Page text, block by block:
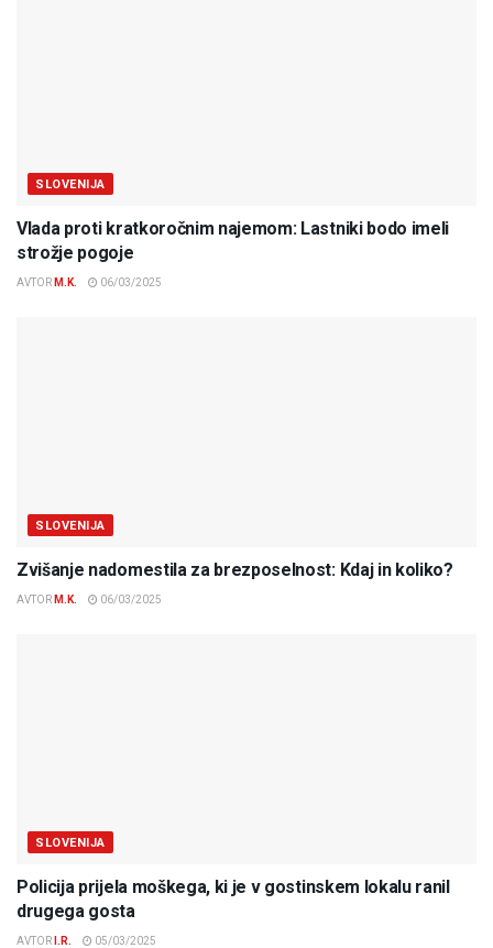
SLOVENIJA
Vlada proti kratkoročnim najemom: Lastniki bodo imeli
strožje pogoje
AVTOR M.K. 06/03/2025
SLOVENIJA
Zvišanje nadomestila za brezposelnost: Kdaj in koliko?
AVTOR M.K. 06/03/2025
SLOVENIJA
Policija prijela moškega, ki je v gostinskem lokalu ranil
drugega gosta
AVTOR I.R. 05/03/2025